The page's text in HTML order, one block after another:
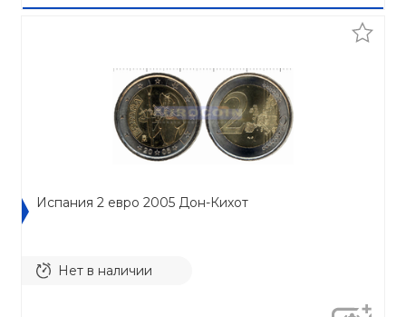
Испания 2 евро 2005 Дон-Кихот
Нет в наличии